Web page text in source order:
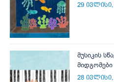
29 ივლისი,
მუსიკის
მიდგომები
28 ივლისი,